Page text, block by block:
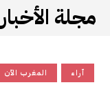
مجلة الأخبار
آراء المغرب الآن